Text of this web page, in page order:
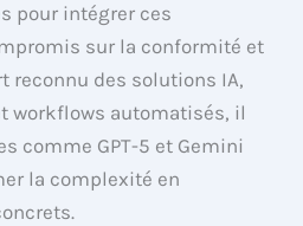
pour intégrer ces
sur la conformité et
reconnu des solutions IA,
workflows automatisés, il
comme GPT-5 et Gemini
la complexité en